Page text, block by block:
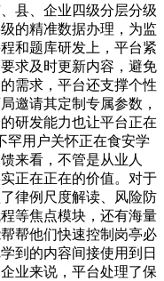
县、企业四级分层分级
的精准数据办理，为监
和题库研发上，平台紧
求及时更新内容，避免
需求，平台还支撑个性
邀请其定制专属参数，
研发能力也让平台正在
罕用户关怀正在食安学
来看，不管是从业人
正在正在的价值。对于
律例尺度解读、风险防
等焦点模块，还有海量
帮他们快速控制岗亭必
到的内容间接使用到日
业来说，平台处理了保